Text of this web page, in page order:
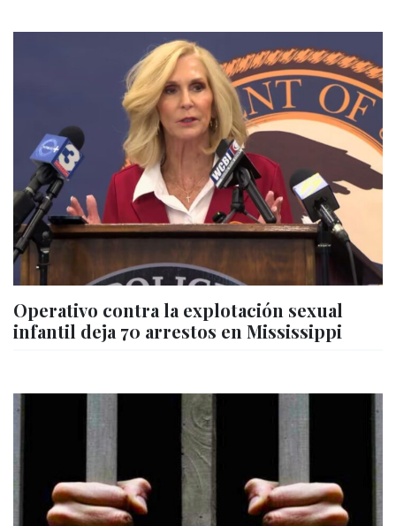
Operativo contra la explotación sexual
infantil deja 70 arrestos en Mississippi